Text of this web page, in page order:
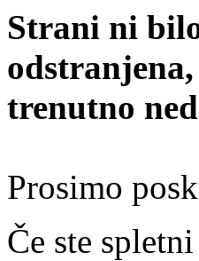
Strani ni
trenutno
Prosimo
Če ste